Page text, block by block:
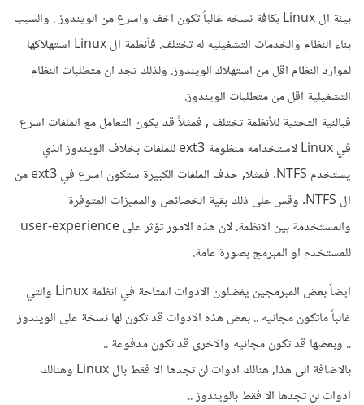
تشغيل الاندرويد استوديو خاصة اثناء تنفيذ المحاكاة....
وما هي افضل توزيعة للعمل مع البرنامجين المذكورين اعلاه
ماذا عن ال SemiCode OS
وهل ممكن تشعيل اللينوكس من الفلاش ميموري على نظام
الوندوز
ممكن روابط رفع .. وشرح لو سمحتم
اعتذر ان كان هذا غير المكان المناسب لموضوعي
وشكرا لكم
بيئة ال Linux بكافة نسخه غالباً تكون اخف واسرع من الويندوز . والسبب
بناء النظام والخدمات التشغيليه له تختلف. فأنظمة ال Linux استهلاكها
لموارد النظام اقل من استهلاك الويندوز. ولذلك تجد ان متطلبات النظام
التشغيلية اقل من متطلبات الويندوز.
فبالنية التحتية للأنظمة تختلف , فمثلاً قد يكون التعامل مع الملفات اسرع
في Linux لاستخدامه منظومة ext3 للملفات بخلاف الويندوز الذي
يستخدم NTFS. فمثلا, حذف الملفات الكبيرة ستكون اسرع في ext3 من
ال NTFS. وقس على ذلك بقية الخصائص والمميزات المتوفرة
والمستخدمة بين الانظمة. لان هذه الامور تؤثر على user-experience
للمستخدم او المبرمج بصورة عامة.
ايضاً بعض المبرمجين يفضلون الادوات المتاحة في انظمة Linux والتي
غالباً ماتكون مجانيه .. بعض هذه الادوات قد تكون لها نسخة على الويندوز
.. وبعضها قد تكون مجانيه والاخرى قد تكون مدفوعة ..
بالاضافة الى هذا, هنالك ادوات لن تجدها الا فقط بال Linux وهنالك
ادوات لن تجدها الا فقط بالويندوز ..